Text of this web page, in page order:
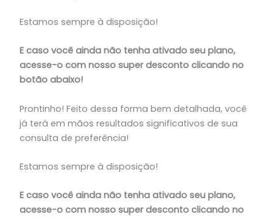
Estamos sempre à disposição!
E caso você ainda não tenha ativado seu plano,
acesse-o com nosso super desconto clicando no
botão abaixo!
Prontinho! Feito dessa forma bem detalhada, você
já terá em mãos resultados significativos de sua
consulta de preferência!
Estamos sempre à disposição!
E caso você ainda não tenha ativado seu plano,
acesse-o com nosso super desconto clicando no